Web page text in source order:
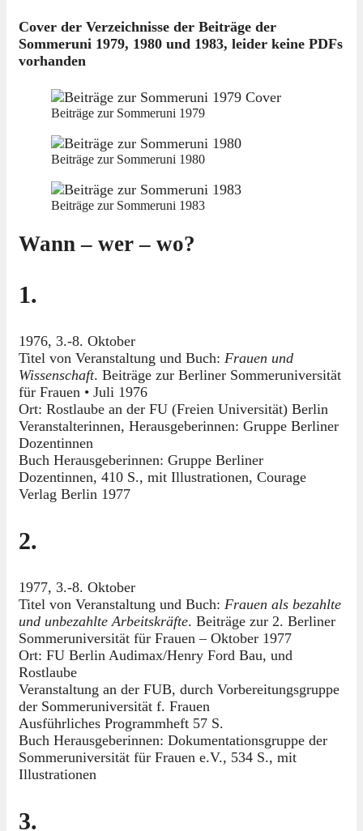
Cover der Verzeichnisse der Beiträge der
Sommeruni 1979, 1980 und 1983, leider keine PDFs
vorhanden
Beiträge zur Sommeruni 1979
Beiträge zur Sommeruni 1980
Beiträge zur Sommeruni 1983
Wann – wer – wo?
1.
1976, 3.-8. Oktober
Titel von Veranstaltung und Buch: Frauen und
Wissenschaft. Beiträge zur Berliner Sommeruniversität
für Frauen • Juli 1976
Ort: Rostlaube an der FU (Freien Universität) Berlin
Veranstalterinnen, Herausgeberinnen: Gruppe Berliner
Dozentinnen
Buch Herausgeberinnen: Gruppe Berliner
Dozentinnen, 410 S., mit Illustrationen, Courage
Verlag Berlin 1977
2.
1977, 3.-8. Oktober
Titel von Veranstaltung und Buch: Frauen als bezahlte
und unbezahlte Arbeitskräfte. Beiträge zur 2. Berliner
Sommeruniversität für Frauen – Oktober 1977
Ort: FU Berlin Audimax/Henry Ford Bau, und
Rostlaube
Veranstaltung an der FUB, durch Vorbereitungsgruppe
der Sommeruniversität f. Frauen
Ausführliches Programmheft 57 S.
Buch Herausgeberinnen: Dokumentationsgruppe der
Sommeruniversität für Frauen e.V., 534 S., mit
Illustrationen
3.